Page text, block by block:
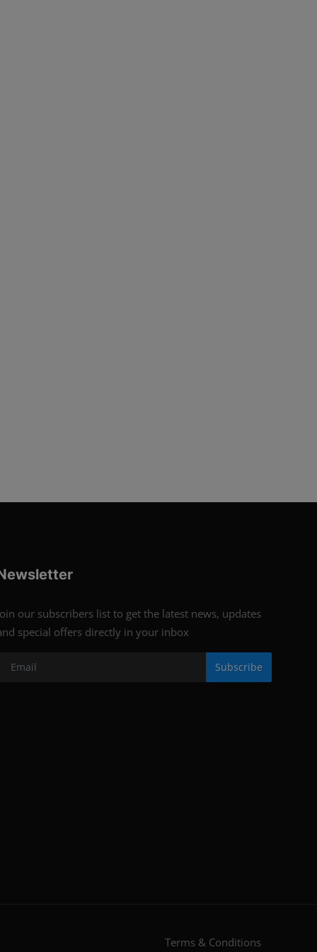
our subscribers list to get the latest news, updates
special offers directly in your inbox
Subscribe
Terms & Conditions